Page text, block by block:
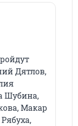
Дятлов,
Шубина,
Макар